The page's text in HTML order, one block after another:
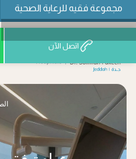
مجموعة فقيه للرعاية الصحية
اتصل الآن